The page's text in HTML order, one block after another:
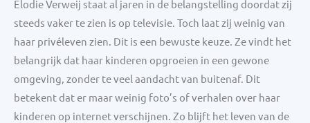
Elodie Verweij staat al jaren in de belangstelling doordat zij
steeds vaker te zien is op televisie. Toch laat zij weinig van
haar privéleven zien. Dit is een bewuste keuze. Ze vindt het
belangrijk dat haar kinderen opgroeien in een gewone
omgeving, zonder te veel aandacht van buitenaf. Dit
betekent dat er maar weinig foto’s of verhalen over haar
kinderen op internet verschijnen. Zo blijft het leven van de